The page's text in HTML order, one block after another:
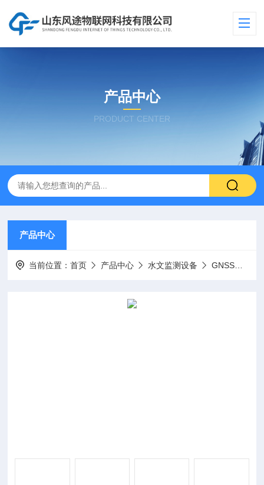
产品中心
PRODUCT CENTER
产品中心
当前位置：首页 产品中心 水文监测设备 GNSS监测站